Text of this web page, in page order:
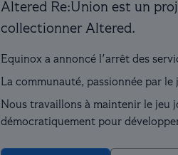
Altered Re:Union est un
collectionner Altered.
Equinox a annoncé l'arrêt des
La communauté, passionnée par
Nous travaillons à maintenir le jeu
démocratiquement pour